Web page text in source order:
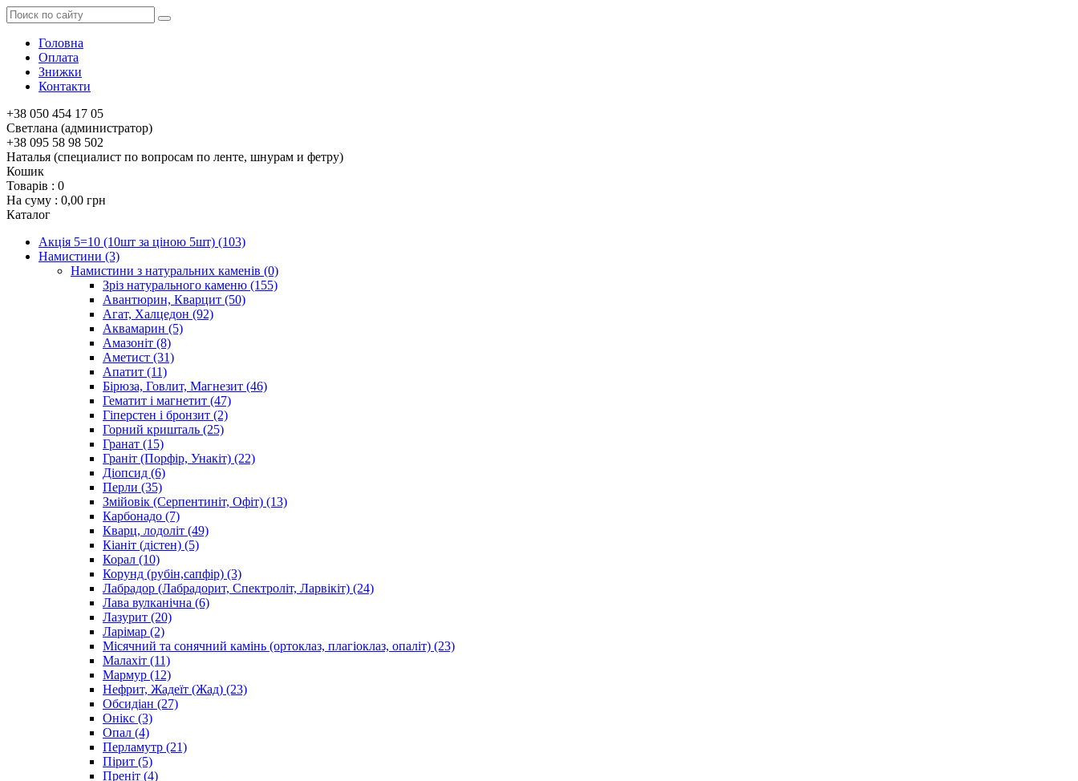
Головна
Оплата
Знижки
Контакти
+38 050 454 17 05
Светлана (администратор)
+38 095 58 98 502
Наталья (специалист по вопросам по ленте, шнурам и фетру)
Кошик
Товарів : 0
На суму : 0,00 грн
Каталог
Акція 5=10 (10шт за ціною 5шт) (103)
Намистини (3)
Намистини з натуральних каменів (0)
Зріз натурального каменю (155)
Авантюрин, Кварцит (50)
Агат, Халцедон (92)
Аквамарин (5)
Амазоніт (8)
Аметист (31)
Апатит (11)
Бірюза, Говлит, Магнезит (46)
Гематит і магнетит (47)
Гіперстен і бронзит (2)
Горний кришталь (25)
Гранат (15)
Граніт (Порфір, Унакіт) (22)
Діопсид (6)
Перли (35)
Змійовік (Серпентиніт, Офіт) (13)
Карбонадо (7)
Кварц, лодоліт (49)
Кіаніт (дістен) (5)
Корал (10)
Корунд (рубін,сапфір) (3)
Лабрадор (Лабрадорит, Спектроліт, Ларвікіт) (24)
Лава вулканічна (6)
Лазурит (20)
Ларімар (2)
Місячний та сонячний камінь (ортоклаз, плагіоклаз, опаліт) (23)
Малахіт (11)
Мармур (12)
Нефрит, Жадеїт (Жад) (23)
Обсидіан (27)
Онікс (3)
Опал (4)
Перламутр (21)
Пірит (5)
Преніт (4)